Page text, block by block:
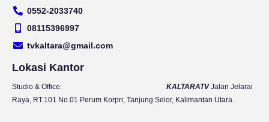
u
b
a
g
a
m
k
0552-2033740
08115396997
tvkaltara@gmail.com
Lokasi Kantor
Studio & Office: KALTARATVJalan Jelarai
Raya, RT.101 No.01 Perum Korpri, Tanjung Selor, Kalimantan Utara.